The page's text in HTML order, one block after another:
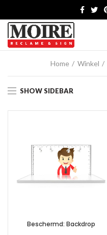
Home Winkel
SHOW SIDEBAR
Beschermd: Backdrop